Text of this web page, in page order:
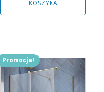
4066,00 zł.
KOSZYKA
Promocja!